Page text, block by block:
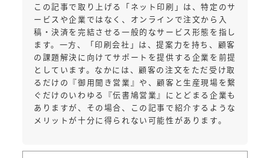
この記事で取り上げる「ネット印刷」は、特定のサ
ービスや企業ではなく、オンラインで注文から入
稿・決済を完結させる一般的なサービス形態を指し
ます。一方、「印刷会社」は、提案力を持ち、顧客
の課題解決に向けてサポートを提供する企業を前提
としています。なかには、顧客の注文をただ受け取
るだけの『御用聞き営業』や、顧客と生産現場を繋
ぐだけのいわゆる『伝書鳩営業』にとどまる企業も
ありますが、その場合、この記事で紹介するような
メリットが十分に得られない可能性があります。